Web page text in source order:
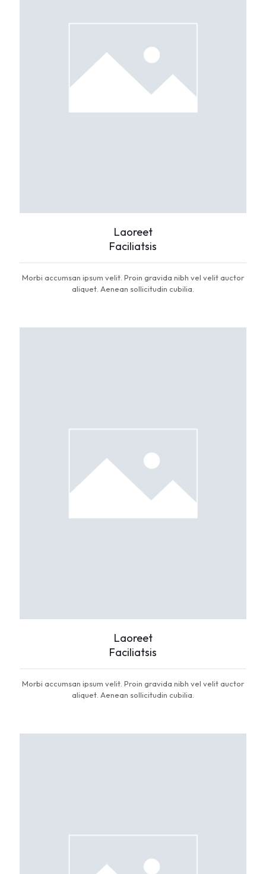
Laoreet
Faciliatsis
Morbi accumsan ipsum velit. Proin gravida nibh vel velit auctor
aliquet. Aenean sollicitudin cubilia.
Laoreet
Faciliatsis
Morbi accumsan ipsum velit. Proin gravida nibh vel velit auctor
aliquet. Aenean sollicitudin cubilia.